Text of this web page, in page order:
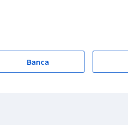
Banca